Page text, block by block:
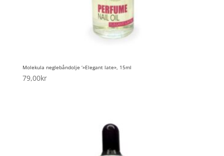
Molekula neglebåndolje ‘»Elegant late», 15ml
79,00kr